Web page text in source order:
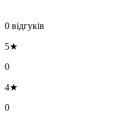
0 відгуків
5★
0
4★
0